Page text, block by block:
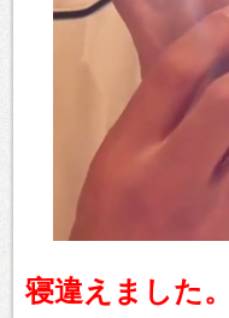
寝違えました。